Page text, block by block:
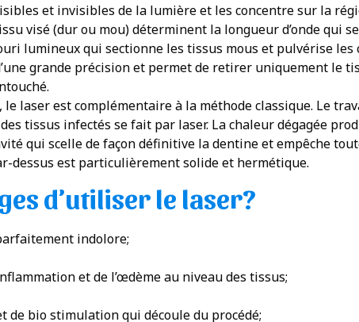
et invisibles de la lumière et les concentre sur la
visé (dur ou mou) déterminent la longueur d’onde qui
lumineux qui sectionne les tissus mous et pulvérise les
grande précision et permet de retirer uniquement le
le laser est complémentaire à la méthode classique. Le
tissus infectés se fait par laser. La chaleur dégagée
qui scelle de façon définitive la dentine et empêche
dessus est particulièrement solide et hermétique.
d’utiliser le laser?
indolore;
et de l’œdème au niveau des tissus;
de bio stimulation qui découle du procédé;